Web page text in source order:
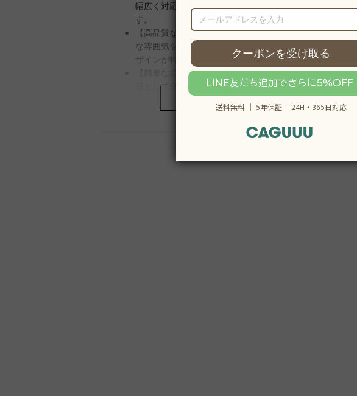
幅広く対応します。寝室やリビングルームに最適で、ど
す。
【高品質な素材とデザイン】金属製のスタンドは細かい
な雰囲気を醸し出します。ランプシェードは柔らかなホ
ザインが特徴です。
【簡単な組立と迅速な配送】組立が簡単で、すぐに使用
品として迅速にお手元にお届けします。開梱サービスは
【安心のアフターサービス】購入後のサポートも充実し
ます。安全性にも配慮された設計で、長くお使いいただ
商品説明をもっと見る